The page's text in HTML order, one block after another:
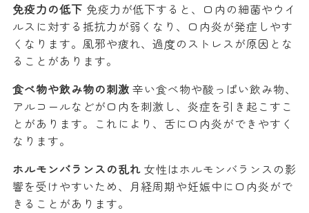
免疫力の低下 免疫力が低下すると、口内の細菌やウイ
ルスに対する抵抗力が弱くなり、口内炎が発症しやす
くなります。風邪や疲れ、過度のストレスが原因とな
ることがあります。
食べ物や飲み物の刺激 辛い食べ物や酸っぱい飲み物、
アルコールなどが口内を刺激し、炎症を引き起こすこ
とがあります。これにより、舌に口内炎ができやすく
なります。
ホルモンバランスの乱れ 女性はホルモンバランスの影
響を受けやすいため、月経周期や妊娠中に口内炎がで
きることがあります。